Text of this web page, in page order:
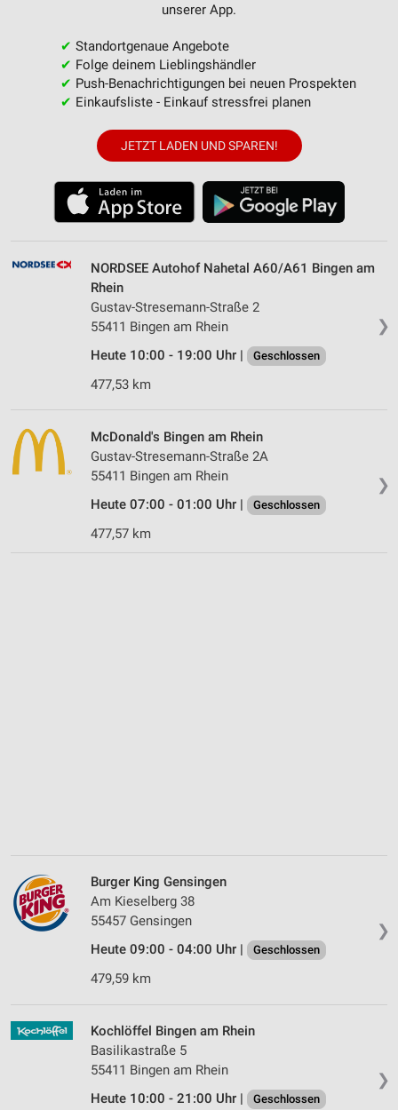
unserer App.
✔ Standortgenaue Angebote
✔ Folge deinem Lieblingshändler
✔ Push-Benachrichtigungen bei neuen Prospekten
✔ Einkaufsliste - Einkauf stressfrei planen
JETZT LADEN UND SPAREN!
❯
NORDSEE Autohof Nahetal A60/A61 Bingen am
Rhein
Gustav-Stresemann-Straße 2
55411 Bingen am Rhein
Heute 10:00 - 19:00 Uhr |
Geschlossen
477,53 km
❯
McDonald's Bingen am Rhein
Gustav-Stresemann-Straße 2A
55411 Bingen am Rhein
Heute 07:00 - 01:00 Uhr |
Geschlossen
477,57 km
❯
Burger King Gensingen
Am Kieselberg 38
55457 Gensingen
Heute 09:00 - 04:00 Uhr |
Geschlossen
479,59 km
❯
Kochlöffel Bingen am Rhein
Basilikastraße 5
55411 Bingen am Rhein
Heute 10:00 - 21:00 Uhr |
Geschlossen